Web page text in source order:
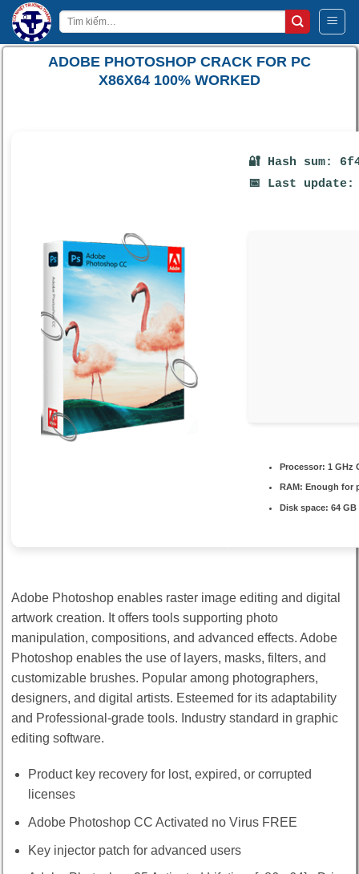
Bỏ
qua
nội
Tìm
kiếm:
ADOBE PHOTOSHOP CRACK FOR PC
X86X64 100% WORKED
🔐 Hash sum:
📅 Last update:
Processor: 1 GHz
RAM: Enough for
Disk space: 64
Adobe Photoshop enables raster image editing and digital
artwork creation. It offers tools supporting photo
manipulation, compositions, and advanced effects. Adobe
Photoshop enables the use of layers, masks, filters, and
customizable brushes. Popular among photographers,
designers, and digital artists. Esteemed for its adaptability
and Professional-grade tools. Industry standard in graphic
editing software.
Product key recovery for lost, expired, or corrupted
licenses
Adobe Photoshop CC Activated no Virus FREE
Key injector patch for advanced users